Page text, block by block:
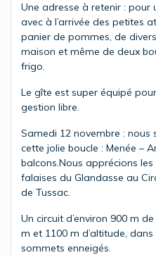
Une adresse à retenir : pour
avec à l’arrivée des petites
panier de pommes, de
maison et même de deux
frigo.
Le gîte est super équipé
gestion libre.
Samedi 12 novembre :
cette jolie boucle : Menée –
balcons.Nous apprécions
falaises du Glandasse au
de Tussac.
Un circuit d’environ 900 m
m et 1100 m d’altitude,
sommets enneigés.